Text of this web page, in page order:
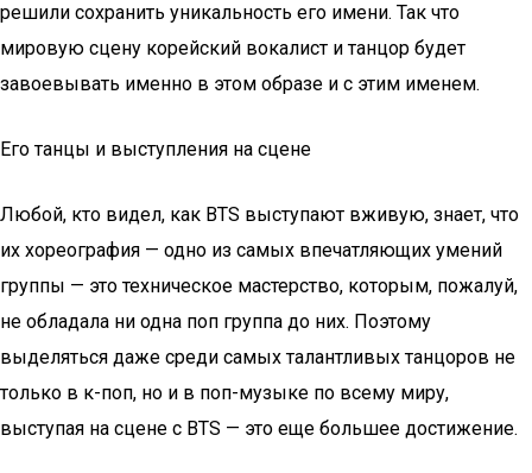
решили сохранить уникальность его имени. Так что
мировую сцену корейский вокалист и танцор будет
завоевывать именно в этом образе и с этим именем.
Его танцы и выступления на сцене
Любой, кто видел, как BTS выступают вживую, знает, что
их хореография — одно из самых впечатляющих умений
группы — это техническое мастерство, которым, пожалуй,
не обладала ни одна поп группа до них. Поэтому
выделяться даже среди самых талантливых танцоров не
только в к-поп, но и в поп-музыке по всему миру,
выступая на сцене с BTS — это еще большее достижение.